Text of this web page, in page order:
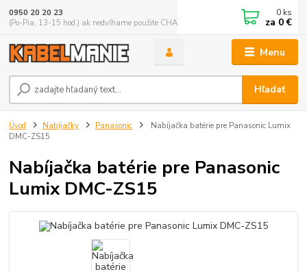
Menu
Hľadať
0950 20 20 23
(Po-Pia, 13-15 hod.) ak nedvíhame použite CHATBOX
0 ks
za 0 €
Úvod Nabíjačky Panasonic
Nabíjačka batérie pre Panasonic Lumix
DMC-ZS15
Nabíjačka batérie pre Panasonic
Lumix DMC-ZS15